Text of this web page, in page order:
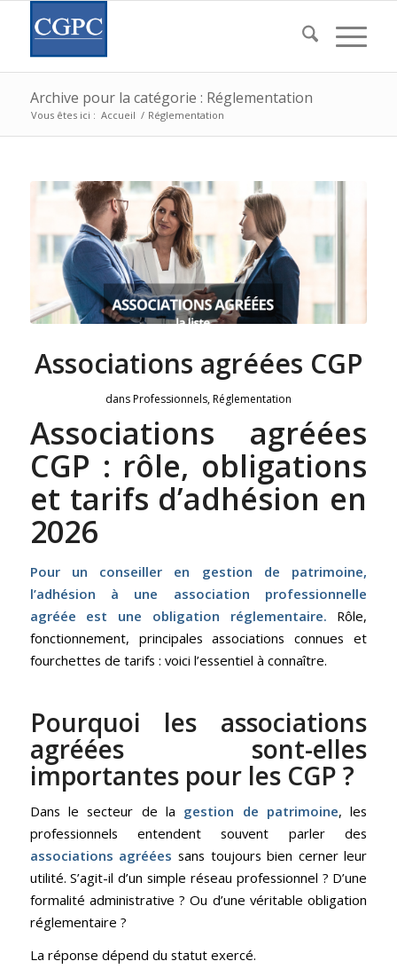
Archive pour la catégorie : Réglementation
Vous êtes ici : Accueil / Réglementation
Associations agréées CGP
dansProfessionnels,Réglementation
Associations agréées
CGP : rôle, obligations
et tarifs d’adhésion en
2026
Pour un conseiller en gestion de patrimoine,
l’adhésion à une association professionnelle
agréée est une obligation réglementaire. Rôle,
fonctionnement, principales associations connues et
fourchettes de tarifs : voici l’essentiel à connaître.
Pourquoi les associations
agréées sont-elles
importantes pour les CGP ?
Dans le secteur de la gestion de patrimoine, les
professionnels entendent souvent parler des
associations agréées sans toujours bien cerner leur
utilité. S’agit-il d’un simple réseau professionnel ? D’une
formalité administrative ? Ou d’une véritable obligation
réglementaire ?
La réponse dépend du statut exercé.